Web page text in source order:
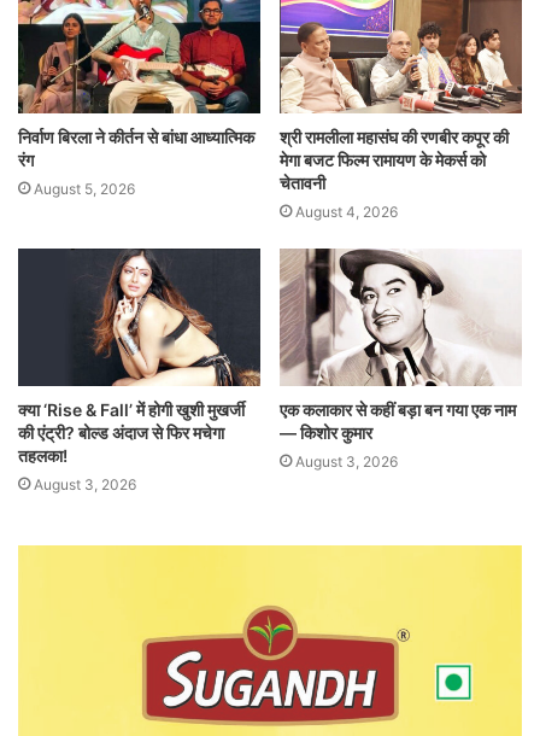
निर्वाण बिरला ने कीर्तन से बांधा आध्यात्मिक
रंग
August 5, 2026
श्री रामलीला महासंघ की रणबीर कपूर की
मेगा बजट फिल्म रामायण के मेकर्स को
चेतावनी
August 4, 2026
क्या ‘Rise & Fall’ में होगी खुशी मुखर्जी
की एंट्री? बोल्ड अंदाज से फिर मचेगा
तहलका!
August 3, 2026
एक कलाकार से कहीं बड़ा बन गया एक नाम
— किशोर कुमार
August 3, 2026